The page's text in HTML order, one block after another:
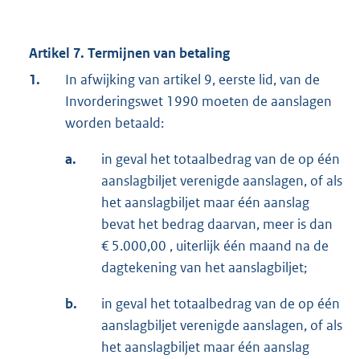
Artikel 7. Termijnen van betaling
1.
In afwijking van artikel 9, eerste lid, van de
Invorderingswet 1990 moeten de aanslagen
worden betaald:
a.
in geval het totaalbedrag van de op één
aanslagbiljet verenigde aanslagen, of als
het aanslagbiljet maar één aanslag
bevat het bedrag daarvan, meer is dan
€ 5.000,00 , uiterlijk één maand na de
dagtekening van het aanslagbiljet;
b.
in geval het totaalbedrag van de op één
aanslagbiljet verenigde aanslagen, of als
het aanslagbiljet maar één aanslag